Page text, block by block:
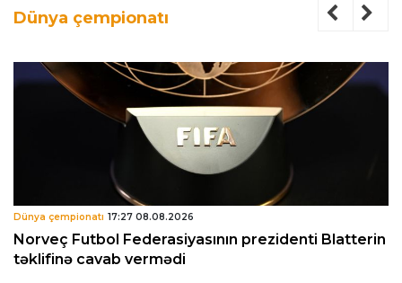
Dünya çempionatı
Dünya çempionatı 17:27 08.08.2026
Norveç Futbol Federasiyasının prezidenti Blatterin
təklifinə cavab vermədi